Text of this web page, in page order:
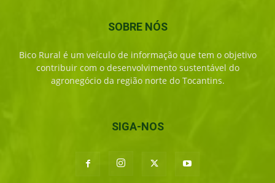
SOBRE NÓS
Bico Rural é um veículo de informação que tem o objetivo
contribuir com o desenvolvimento sustentável do
agronegócio da região norte do Tocantins.
SIGA-NOS